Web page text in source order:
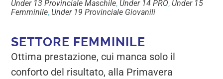
Under 13 Provinciale Maschile, Under 14 PRO, Under 15
Femminile, Under 19 Provinciale Giovanili
SETTORE FEMMINILE
Ottima prestazione, cui manca solo il
conforto del risultato, alla Primavera